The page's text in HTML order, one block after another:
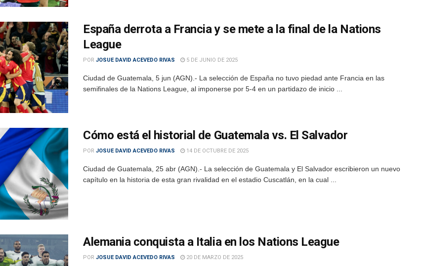
España derrota a Francia y se mete a la final de la Nations
League
POR JOSUE DAVID ACEVEDO RIVAS 5 DE JUNIO DE 2025
Ciudad de Guatemala, 5 jun (AGN).- La selección de España no tuvo piedad ante Francia en las
semifinales de la Nations League, al imponerse por 5-4 en un partidazo de inicio ...
Cómo está el historial de Guatemala vs. El Salvador
POR JOSUE DAVID ACEVEDO RIVAS 14 DE OCTUBRE DE 2025
Ciudad de Guatemala, 25 abr (AGN).- La selección de Guatemala y El Salvador escribieron un nuevo
capítulo en la historia de esta gran rivalidad en el estadio Cuscatlán, en la cual ...
Alemania conquista a Italia en los Nations League
POR JOSUE DAVID ACEVEDO RIVAS 20 DE MARZO DE 2025